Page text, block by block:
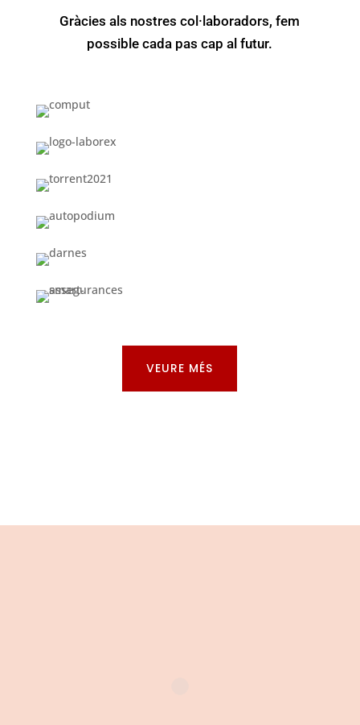
Gràcies als nostres col·laboradors, fem
possible cada pas cap al futur.
VEURE MÉS